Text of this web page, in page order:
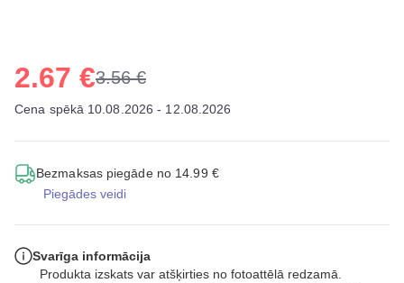
2.67 €3.56 €
Cena spēkā 10.08.2026 - 12.08.2026
Bezmaksas piegāde no 14.99 €
Piegādes veidi
Svarīga informācija
Produkta izskats var atšķirties no fotoattēlā redzamā.